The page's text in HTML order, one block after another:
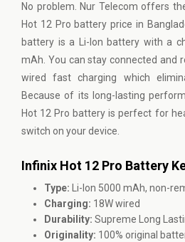
No problem. Nur Telecom offers
Hot 12 Pro battery price in
battery is a Li-Ion battery with a
mAh. You can stay connected and
wired fast charging which
Because of its long-lasting
Hot 12 Pro battery is perfect for
switch on your device.
Infinix Hot 12 Pro Battery
Type: Li-Ion 5000 mAh, non-
Charging: 18W wired
Durability: Supreme Long
Originality: 100% original